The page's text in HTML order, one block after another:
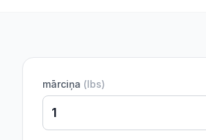
mārciņa (lbs)